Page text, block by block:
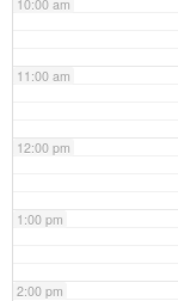
10:00 am
11:00 am
12:00 pm
1:00 pm
2:00 pm